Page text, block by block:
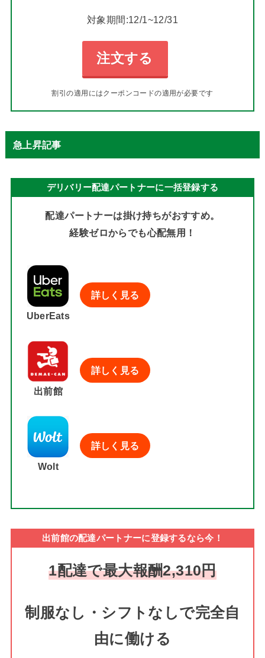
対象期間:12/1~12/31
注文する
割引の適用にはクーポンコードの適用が必要です
急上昇記事
デリバリー配達パートナーに一括登録する
配達パートナーは掛け持ちがおすすめ。
経験ゼロからでも心配無用！
UberEats
詳しく見る
出前館
詳しく見る
Wolt
詳しく見る
出前館の配達パートナーに登録するなら今！
1配達で最大報酬2,310円
制服なし・シフトなしで完全自
由に働ける